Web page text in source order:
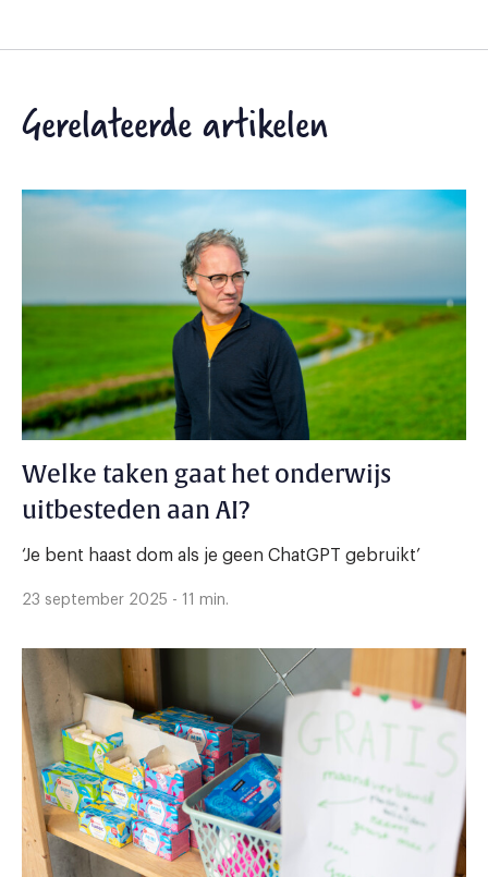
Gerelateerde artikelen
Welke taken gaat het onderwijs
uitbesteden aan AI?
‘Je bent haast dom als je geen ChatGPT gebruikt’
23 september 2025 - 11 min.